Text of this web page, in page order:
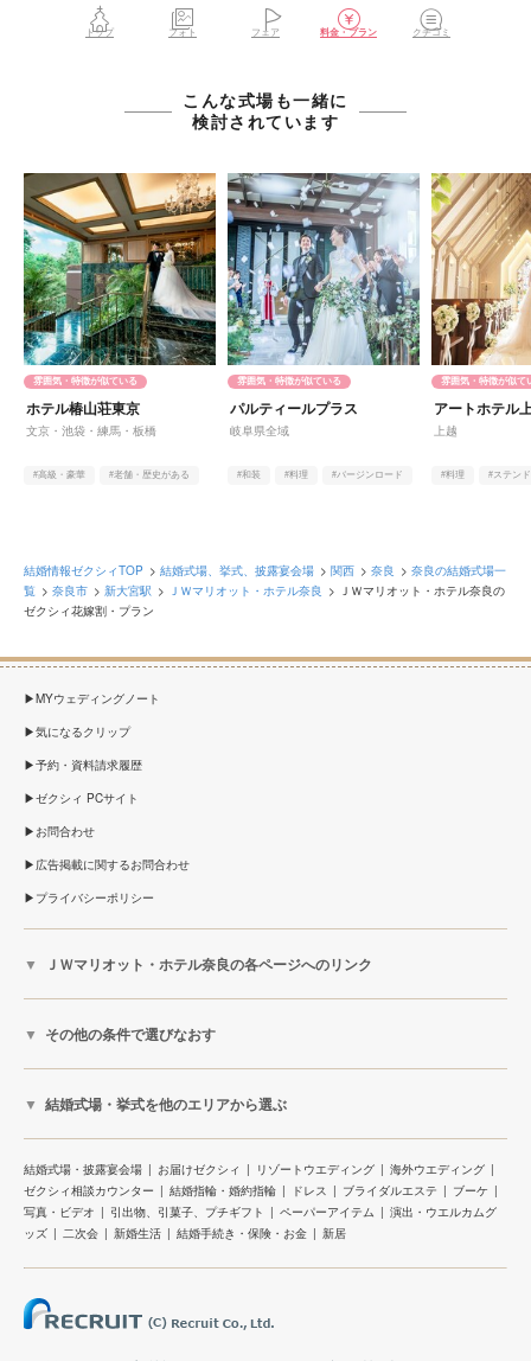
トップ フォト フェア 料金・プラン クチコミ
こんな式場も一緒に
検討されています
雰囲気・特徴が似ている
ホテル椿山荘東京
文京・池袋・練馬・板橋
#高級・豪華
#老舗・歴史がある
雰囲気・特徴が似ている
パルティールプラス
岐阜県全域
#和装 #料理 #バージンロード
雰囲気・特徴が似て
アートホテル
上越
#料理
#ステン
結婚情報ゼクシィTOP 結婚式場、挙式、披露宴会場 関西 奈良
奈良の結婚式場一
覧
奈良市 新大宮駅 ＪＷマリオット・ホテル奈良
ＪＷマリオット・ホテル奈良の
ゼクシィ花嫁割・プラン
MYウェディングノート
気になるクリップ
予約・資料請求履歴
ゼクシィ PCサイト
お問合わせ
広告掲載に関するお問合わせ
プライバシーポリシー
ＪＷマリオット・ホテル奈良の各ページへのリンク
その他の条件で選びなおす
結婚式場・挙式を他のエリアから選ぶ
結婚式場・披露宴会場 お届けゼクシィ リゾートウエディング
海外ウエディング
ゼクシィ相談カウンター
結婚指輪・婚約指輪 ドレス ブライダルエステ
ブーケ
写真・ビデオ
引出物、引菓子、プチギフト ペーパーアイテム
演出・ウエルカムグ
ッズ
二次会 新婚生活 結婚手続き・保険・お金 新居